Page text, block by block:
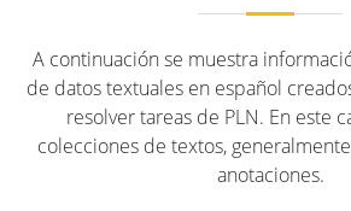
A continuación se muestra
de datos textuales en español
resolver tareas de PLN. En este
colecciones de textos,
anotaciones.